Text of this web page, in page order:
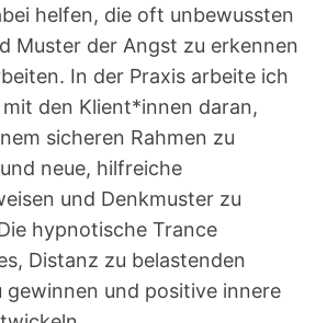
helfen, die oft unbewussten
Muster der Angst zu erkennen
In der Praxis arbeite ich
den Klient*innen daran,
sicheren Rahmen zu
neue, hilfreiche
und Denkmuster zu
hypnotische Trance
Distanz zu belastenden
gewinnen und positive innere